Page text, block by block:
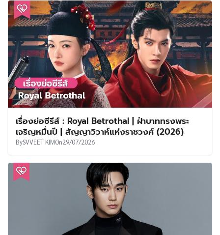
เรื่องย่อซีรีส์ : Royal Betrothal | ฝ่าบาททรงพระ
เจริญหมื่นปี | สัญญาวิวาห์แห่งราชวงศ์ (2026)
BySVVEET KIMOn29/07/2026